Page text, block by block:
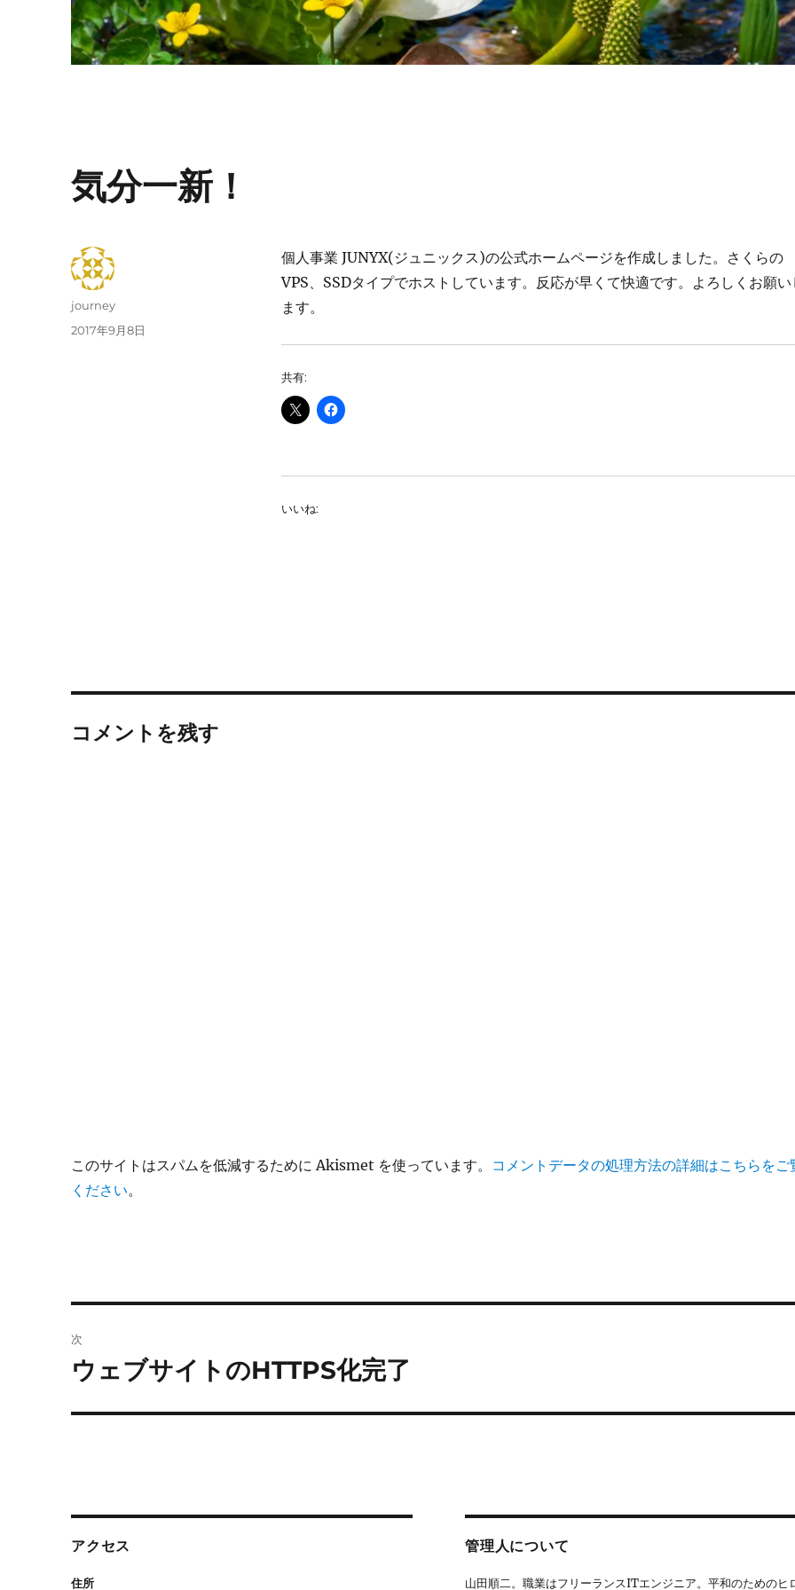
気分一新！
個人事業 JUNYX(ジュニックス)の公式ホームページを作成しました。さくらの
VPS、SSDタイプでホストしています。反応が早くて快適です。よろしくお願い
ます。
共有:
いいね:
投
journey
投
2017年9月8日
コメントを残す
このサイトはスパムを低減するために Akismet を使っています。 コメントデータの処理方法の詳細はこちらをご
ください。
稿
ー
シ
ョ
次
次
投
ウェブサイトのHTTPS化完了
アクセス
住所
管理人について
山田順二。職業はフリーランスITエンジニア。平和のためのヒ